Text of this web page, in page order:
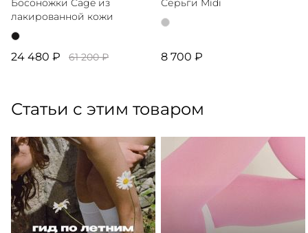
Босоножки Cage из
лакированной кожи
24 480 ₽ 61 200 ₽
Серьги Midi
8 700 ₽
Статьи с этим товаром